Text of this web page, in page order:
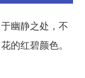
幽静之处，不
的红碧颜色。